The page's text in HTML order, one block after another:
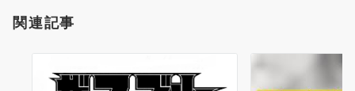
関連記事